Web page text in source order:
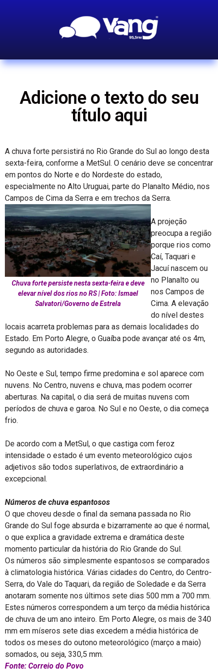
Adicione o texto do seu
título aqui
A chuva forte persistirá no Rio Grande do Sul ao longo desta
sexta-feira, conforme a MetSul. O cenário deve se concentrar
em pontos do Norte e do Nordeste do estado,
especialmente no Alto Uruguai, parte do Planalto Médio, nos
Campos de Cima da Serra e em trechos da Serra.
Chuva forte persiste nesta sexta-feira e deve
elevar nível dos rios no RS | Foto: Ismael
Salvatori/Governo de Estrela
A projeção
preocupa a região
porque rios como
Caí, Taquari e
Jacuí nascem ou
no Planalto ou
nos Campos de
Cima. A elevação
do nível destes
locais acarreta problemas para as demais localidades do
Estado. Em Porto Alegre, o Guaíba pode avançar até os 4m,
segundo as autoridades.
No Oeste e Sul, tempo firme predomina e sol aparece com
nuvens. No Centro, nuvens e chuva, mas podem ocorrer
aberturas. Na capital, o dia será de muitas nuvens com
períodos de chuva e garoa. No Sul e no Oeste, o dia começa
frio.
De acordo com a MetSul, o que castiga com feroz
intensidade o estado é um evento meteorológico cujos
adjetivos são todos superlativos, de extraordinário a
excepcional.
Números de chuva espantosos
O que choveu desde o final da semana passada no Rio
Grande do Sul foge absurda e bizarramente ao que é normal,
o que explica a gravidade extrema e dramática deste
momento particular da história do Rio Grande do Sul.
Os números são simplesmente espantosos se comparados
à climatologia histórica. Várias cidades do Centro, do Centro-
Serra, do Vale do Taquari, da região de Soledade e da Serra
anotaram somente nos últimos sete dias 500 mm a 700 mm.
Estes números correspondem a um terço da média histórica
de chuva de um ano inteiro. Em Porto Alegre, os mais de 340
mm em míseros sete dias excedem a média histórica de
todos os meses do outono meteorológico (março a maio)
somados, ou seja, 330,5 mm.
Fonte: Correio do Povo